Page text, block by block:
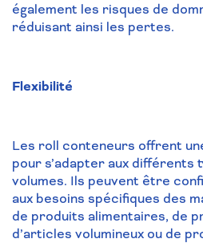
également les risques de
réduisant ainsi les pertes.
Flexibilité
Les roll conteneurs offrent
pour s’adapter aux différents
volumes. Ils peuvent être
aux besoins spécifiques des
de produits alimentaires, de
d’articles volumineux ou de